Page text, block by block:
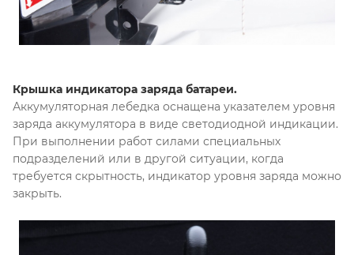
Крышка индикатора заряда батареи.
Аккумуляторная лебедка оснащена указателем уровня
заряда аккумулятора в виде светодиодной индикации.
При выполнении работ силами специальных
подразделений или в другой ситуации, когда
требуется скрытность, индикатор уровня заряда можно
закрыть.